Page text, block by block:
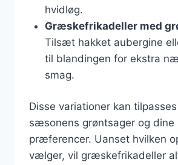
hvidløg.
Græskefrikadeller med
Tilsæt hakket aubergine
til blandingen for ekstra
smag.
Disse variationer kan
sæsonens grøntsager og dine
præferencer. Uanset hvilken
vælger, vil græskefrikadeller